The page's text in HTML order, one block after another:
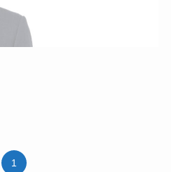
1